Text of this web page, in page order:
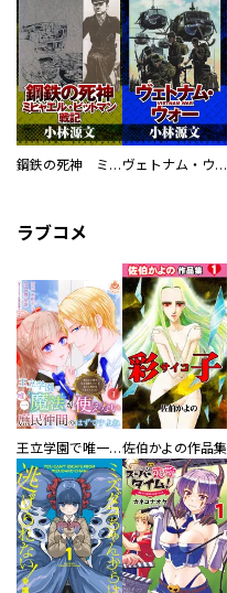
鋼鉄の死神 ミヒャエル・ビットマン戦記 ヴェトナム・ウォー VIETNAM WAR
ラブコメ
王立学園で唯一魔法が使えない庶民仲間のはずですよね～実は王子様で私を溺愛しているなんて告白はやめてください～佐伯かよの作品集